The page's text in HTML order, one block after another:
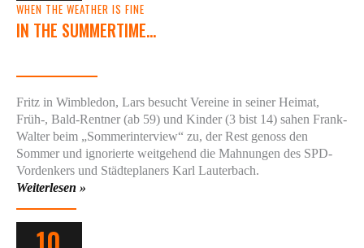
WHEN THE WEATHER IS FINE
IN THE SUMMERTIME…
Fritz in Wimbledon, Lars besucht Vereine in seiner Heimat,
Früh-, Bald-Rentner (ab 59) und Kinder (3 bist 14) sahen Frank-
Walter beim „Sommerinterview“ zu, der Rest genoss den
Sommer und ignorierte weitgehend die Mahnungen des SPD-
Vordenkers und Städteplaners Karl Lauterbach.
Weiterlesen »